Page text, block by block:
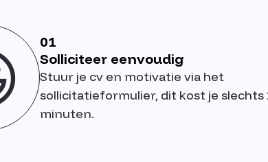
01
Solliciteer eenvoudig
Stuur je cv en motivatie via het
sollicitatieformulier, dit kost je slechts
minuten.